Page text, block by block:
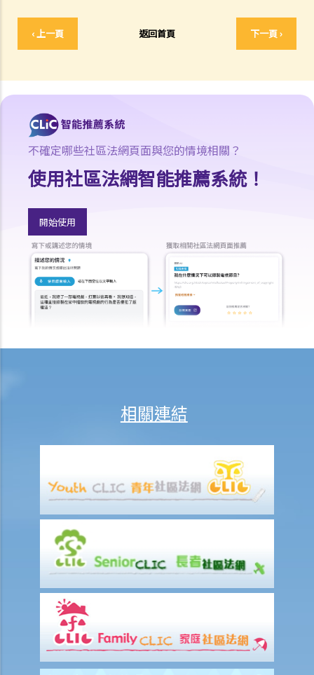
‹ 上一頁 返回首頁 下一頁 ›
其他有關工傷的事項
如何安排支付工傷賠償？
全措施，我可否進一步提出申索？
保險
人壽保險
在處理索償時，保險公司會否接受中醫發出的醫療報告 / 醫生紙？
如果我的保單已經失效，但我重新繳交保費以嘗試令保單「復效」。我
可否在這段期間向保險公司索償？
我為同一項目（如住院或家居意外）購買了數份保險。我可否從所有保
單索取全數保額，或只可索取實際開支或損失？人壽保險的死亡賠償會
「意外受傷」的一般定義是甚麼？如果我受了傷但沒有表面傷痕，我可
「永久傷殘」和「暫時性傷殘」的一般定義是甚麼？保險公司支付了一
筆永久傷殘賠償給我，但兩年後我奇蹟地復原，保險公司可否向我討回
部分賠償？
在人身傷亡訴訟中，我已從犯錯一方獲得賠償。這些賠償會否抵銷保險
公司的賠款？
如果我的居所和屋內家具均已損毁，保險公司會否全數賠償我的損失？
保險公司會否在支付賠償之前先作出專業評估？
我是大廈內某個單位的業主，而大廈本身已經購有第三者責任保險。如
果有訪客或住客在大廈內遇上意外受傷，我是否可以置身事外？
不確定哪些社區法網頁面與您的情境相關？
使用社區法網智能推薦系統！
開始使用
相關連結